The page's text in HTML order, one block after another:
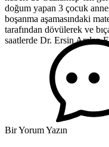
doğum yapan 3 çocuk
boşanma aşamasındaki
tarafından dövülerek ve
saatlerde Dr. Ersin Arslan
Bir Yorum Yazın